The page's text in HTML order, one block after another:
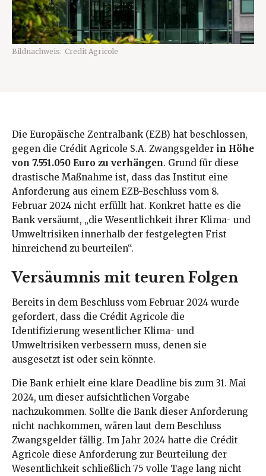
Bildnachweis: Credit Agricole
Die Europäische Zentralbank (EZB) hat beschlossen,
gegen die Crédit Agricole S.A. Zwangsgelder in Höhe
von 7.551.050 Euro zu verhängen. Grund für diese
drastische Maßnahme ist, dass das Institut eine
Anforderung aus einem EZB-Beschluss vom 8.
Februar 2024 nicht erfüllt hat. Konkret hatte es die
Bank versäumt, „die Wesentlichkeit ihrer Klima- und
Umweltrisiken innerhalb der festgelegten Frist
hinreichend zu beurteilen“.
Versäumnis mit teuren Folgen
Bereits in dem Beschluss vom Februar 2024 wurde
gefordert, dass die Crédit Agricole die
Identifizierung wesentlicher Klima- und
Umweltrisiken verbessern muss, denen sie
ausgesetzt ist oder sein könnte.
Die Bank erhielt eine klare Deadline bis zum 31. Mai
2024, um dieser aufsichtlichen Vorgabe
nachzukommen. Sollte die Bank dieser Anforderung
nicht nachkommen, wären laut dem Beschluss
Zwangsgelder fällig. Im Jahr 2024 hatte die Crédit
Agricole diese Anforderung zur Beurteilung der
Wesentlichkeit schließlich 75 volle Tage lang nicht